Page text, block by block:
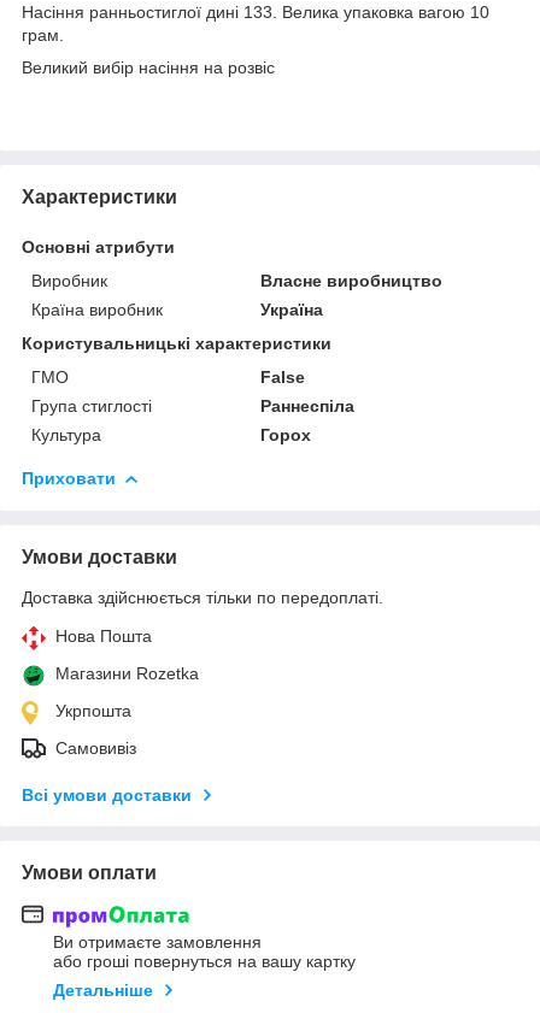
Насіння ранньостиглої дині 133. Велика упаковка вагою 10
грам.
Великий вибір насіння на розвіс
Характеристики
Основні атрибути
Виробник
Власне виробництво
Країна виробник
Україна
Користувальницькі характеристики
ГМО
False
Група стиглості
Раннеспіла
Культура
Горох
Приховати
Умови доставки
Доставка здійснюється тільки по передоплаті.
Нова Пошта
Магазини Rozetka
Укрпошта
Самовивіз
Всі умови доставки
Умови оплати
Ви отримаєте замовлення
або гроші повернуться на вашу картку
Детальніше